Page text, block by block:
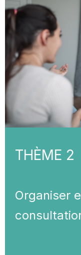
THÈME 2
Organiser